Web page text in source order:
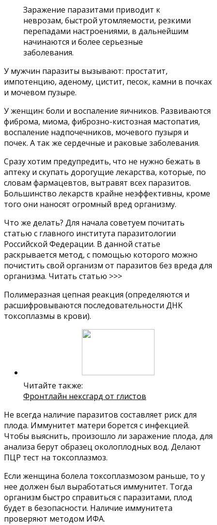
Заражение паразитами приводит к
неврозам, быстрой утомляемости, резкими
перепадами настроениями, в дальнейшим
начинаются и более серьезные
заболевания.
У мужчин паразиты вызывают: простатит,
импотенцию, аденому, цистит, песок, камни в почках
и мочевом пузыре.
У женщин: боли и воспаление яичников. Развиваются
фиброма, миома, фиброзно-кистозная мастопатия,
воспаление надпочечников, мочевого пузыря и
почек. А так же сердечные и раковые заболевания.
Сразу хотим предупредить, что не нужно бежать в
аптеку и скупать дорогущие лекарства, которые, по
словам фармацевтов, вытравят всех паразитов.
Большинство лекарств крайне неэффективны, кроме
того они наносят огромный вред организму.
Что же делать? Для начала советуем почитать
статью с главного института паразитологии
Российской Федерации. В данной статье
раскрывается метод, с помощью которого можно
почистить свой организм от паразитов без вреда для
организма. Читать статью >>>
Полимеразная цепная реакция (определяются и
расшифровываются последовательности ДНК
токсоплазмы в крови).
Читайте также:
Фронтлайн нексгард от глистов
Не всегда наличие паразитов составляет риск для
плода. Иммунитет матери борется с инфекцией.
Чтобы выяснить, произошло ли заражение плода, для
анализа берут образец околоплодных вод. Делают
ПЦР тест на токсоплазмоз.
Если женщина болела токсоплазмозом раньше, то у
нее должен был выработаться иммунитет. Тогда
организм быстро справиться с паразитами, плод
будет в безопасности. Наличие иммунитета
проверяют методом ИФА.